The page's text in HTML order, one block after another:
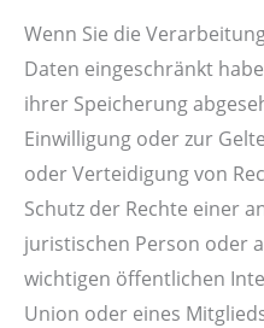
Wenn Sie die
Daten eingeschränkt
ihrer Speicherung
Einwilligung oder zur
oder Verteidigung von
Schutz der Rechte einer
juristischen Person oder
wichtigen öffentlichen
Union oder eines